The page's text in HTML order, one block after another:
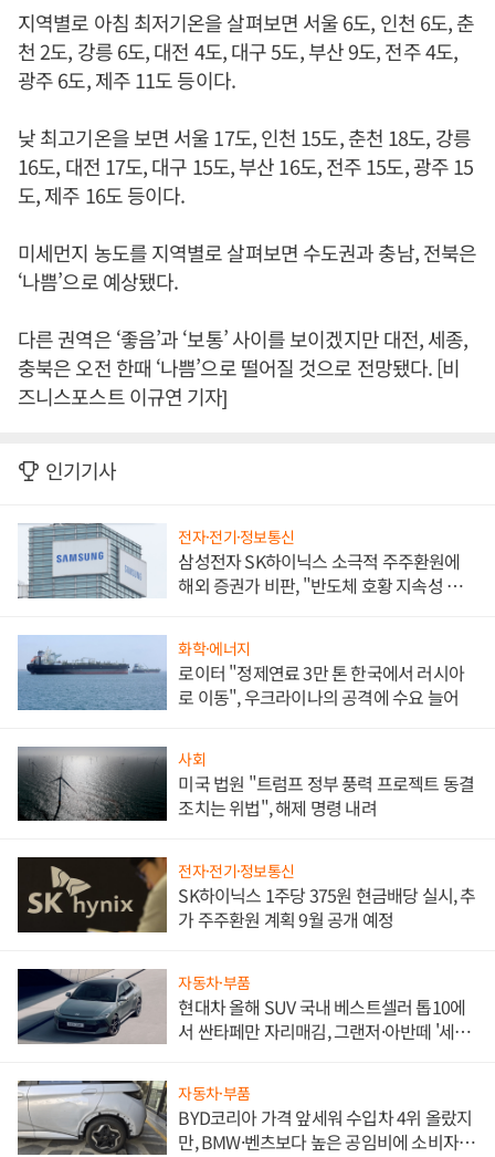
지역별로 아침 최저기온을 살펴보면 서울 6도, 인천 6도, 춘
천 2도, 강릉 6도, 대전 4도, 대구 5도, 부산 9도, 전주 4도,
광주 6도, 제주 11도 등이다.
낮 최고기온을 보면 서울 17도, 인천 15도, 춘천 18도, 강릉
16도, 대전 17도, 대구 15도, 부산 16도, 전주 15도, 광주 15
도, 제주 16도 등이다.
미세먼지 농도를 지역별로 살펴보면 수도권과 충남, 전북은
‘나쁨’으로 예상됐다.
다른 권역은 ‘좋음’과 ‘보통’ 사이를 보이겠지만 대전, 세종,
충북은 오전 한때 ‘나쁨’으로 떨어질 것으로 전망됐다. [비
즈니스포스트 이규연 기자]
인기기사
전자·전기·정보통신
삼성전자 SK하이닉스 소극적 주주환원에
해외 증권가 비판, "반도체 호황 지속성 의
화학·에너지
로이터 "정제연료 3만 톤 한국에서 러시아
로 이동", 우크라이나의 공격에 수요 늘어
사회
미국 법원 "트럼프 정부 풍력 프로젝트 동결
조치는 위법", 해제 명령 내려
전자·전기·정보통신
SK하이닉스 1주당 375원 현금배당 실시, 추
가 주주환원 계획 9월 공개 예정
자동차·부품
현대차 올해 SUV 국내 베스트셀러 톱10에
서 싼타페만 자리매김, 그랜저·아반떼 '세단
자동차·부품
BYD코리아 가격 앞세워 수입차 4위 올랐지
만, BMW·벤츠보다 높은 공임비에 소비자